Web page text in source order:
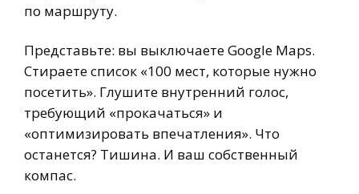
по маршруту.
Представьте: вы выключаете Google Maps.
Стираете список «100 мест, которые нужно
посетить». Глушите внутренний голос,
требующий «прокачаться» и
«оптимизировать впечатления». Что
останется? Тишина. И ваш собственный
компас.